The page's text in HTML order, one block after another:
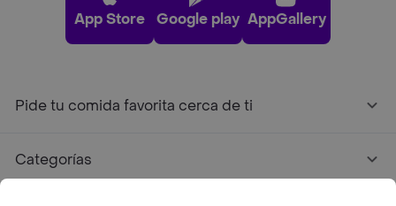
App Store Google play AppGallery
Pide tu comida favorita cerca de ti
Categorías